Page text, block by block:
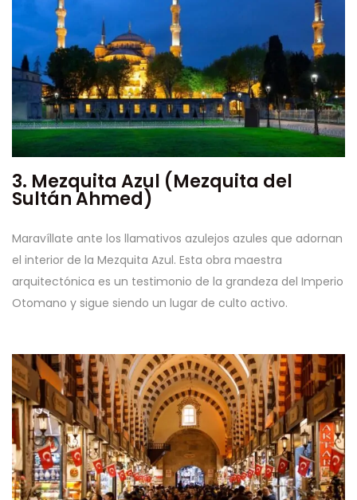
3. Mezquita Azul (Mezquita del
Sultán Ahmed)
Maravíllate ante los llamativos azulejos azules que adornan
el interior de la Mezquita Azul. Esta obra maestra
arquitectónica es un testimonio de la grandeza del Imperio
Otomano y sigue siendo un lugar de culto activo.